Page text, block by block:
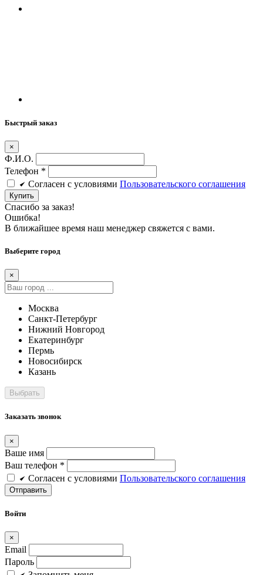
Быстрый заказ
×
Ф.И.О.
Телефон *
Cогласен c условиями Пользовательского соглашения
Купить
Спасибо за заказ!
Ошибка!
В ближайшее время наш менеджер свяжется с вами.
Выберите город
×
Москва
Санкт-Петербург
Нижний Новгород
Екатеринбург
Пермь
Новосибирск
Казань
Заказать звонок
×
Ваше имя
Ваш телефон *
Cогласен c условиями Пользовательского соглашения
Войти
×
Email
Пароль